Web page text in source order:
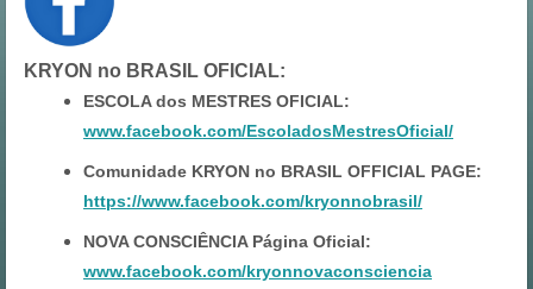
KRYON no BRASIL OFICIAL:
ESCOLA dos MESTRES OFICIAL:
www.facebook.com/EscoladosMestresOficial/
Comunidade KRYON no BRASIL OFFICIAL PAGE:
https://www.facebook.com/kryonnobrasil/
NOVA CONSCIÊNCIA Página Oficial:
www.facebook.com/kryonnovaconsciencia